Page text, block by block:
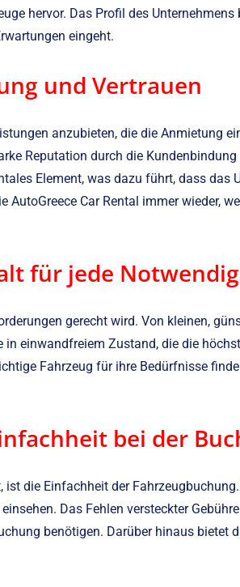
hervor. Das Profil des
eingeht.
und Vertrauen
anzubieten, die die Anmietung
Reputation durch die
Element, was dazu führt, dass
Car Rental immer wieder,
für jede
gerecht wird. Von kleinen,
einwandfreiem Zustand, die die
Fahrzeug für ihre Bedürfnisse
bei der
die Einfachheit der
Das Fehlen versteckter
benötigen. Darüber hinaus bietet